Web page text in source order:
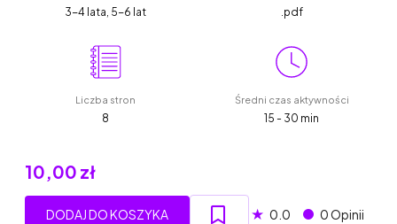
3-4 lata, 5-6 lat .pdf
Liczba stron
8
Średni czas aktywności
15 - 30 min
10,00 zł
DODAJ DO KOSZYKA ★ 0.0 0 Opinii